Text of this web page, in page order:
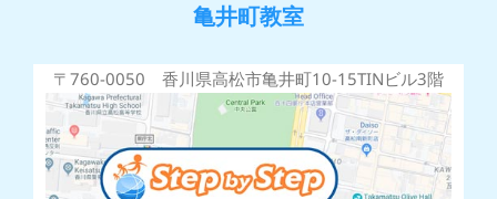
亀井町教室
〒760-0050 香川県高松市亀井町10-15TINビル3階